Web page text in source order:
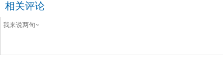
相关评论